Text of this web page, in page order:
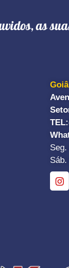
as
TEL: